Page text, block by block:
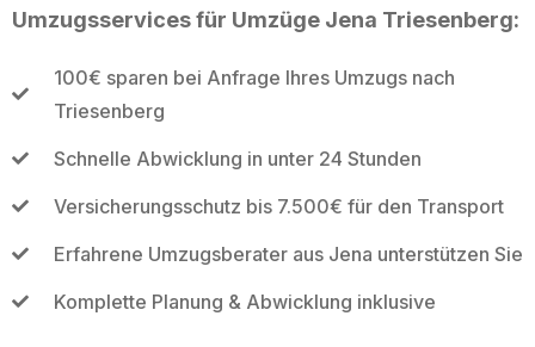
Umzugsservices für Umzüge Jena Triesenberg:
100€ sparen bei Anfrage Ihres Umzugs nach
Triesenberg
Schnelle Abwicklung in unter 24 Stunden
Versicherungsschutz bis 7.500€ für den Transport
Erfahrene Umzugsberater aus Jena unterstützen Sie
Komplette Planung & Abwicklung inklusive